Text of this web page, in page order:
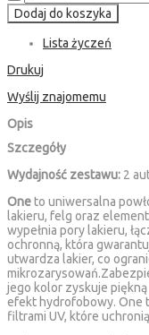
Dodaj do koszyka
Lista życzeń
Drukuj
Wyślij znajomemu
Opis
Szczegóły
Wydajność zestawu: 2
Oneto uniwersalna
lakieru, felg oraz
wypełnia pory lakieru,
ochronną, która
utwardza lakier, co
jego kolor zyskuje piękną
efekt hydrofobowy. One
filtrami UV, które